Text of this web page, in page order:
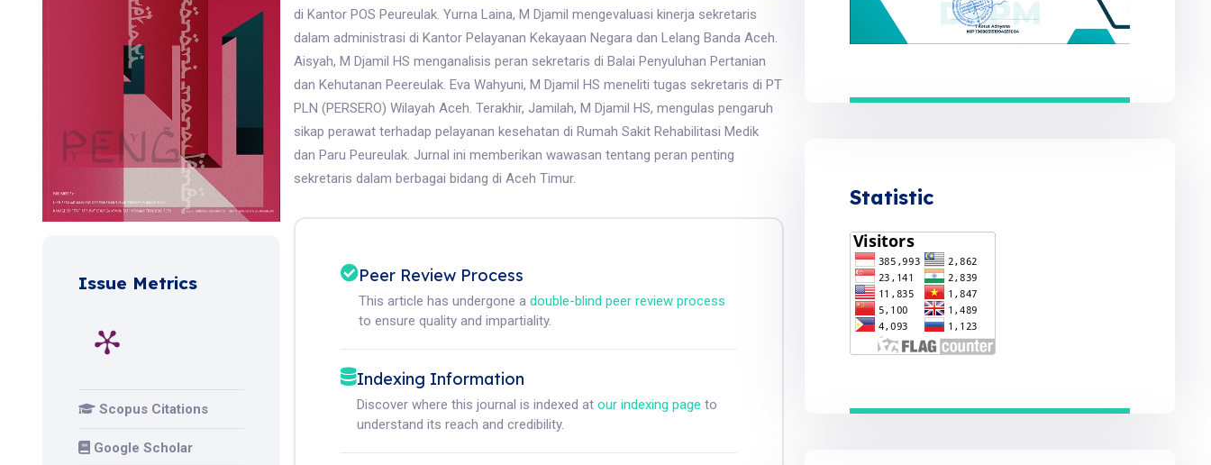
Issue Metrics
Scopus Citations
Google Scholar
di Kantor POS Peureulak. Yurna Laina, M Djamil mengevaluasi kinerja sekretaris
dalam administrasi di Kantor Pelayanan Kekayaan Negara dan Lelang Banda Aceh.
Aisyah, M Djamil HS menganalisis peran sekretaris di Balai Penyuluhan Pertanian
dan Kehutanan Peereulak. Eva Wahyuni, M Djamil HS meneliti tugas sekretaris di PT
PLN (PERSERO) Wilayah Aceh. Terakhir, Jamilah, M Djamil HS, mengulas pengaruh
sikap perawat terhadap pelayanan kesehatan di Rumah Sakit Rehabilitasi Medik
dan Paru Peureulak. Jurnal ini memberikan wawasan tentang peran penting
sekretaris dalam berbagai bidang di Aceh Timur.
Peer Review Process
This article has undergone adouble-blind peer review process
to ensure quality and impartiality.
Indexing Information
Discover where this journal is indexed atour indexing page to
understand its reach and credibility.
Statistic